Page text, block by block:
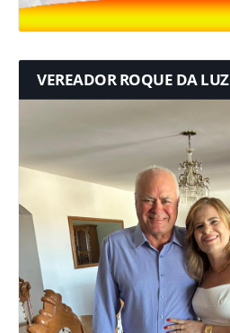
VEREADOR ROQUE DA LUZ